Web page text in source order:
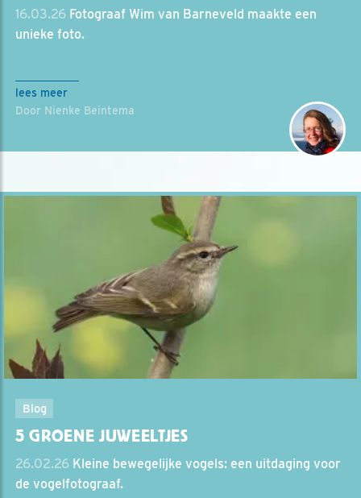
16.03.26 Fotograaf Wim van Barneveld maakte een
unieke foto.
lees meer
Door Nienke Beintema
Blog
5 GROENE JUWEELTJES
26.02.26 Kleine bewegelijke vogels: een uitdaging voor
de vogelfotograaf.